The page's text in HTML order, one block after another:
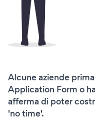
Alcune aziende
Application Form o
afferma di poter
'no time'.